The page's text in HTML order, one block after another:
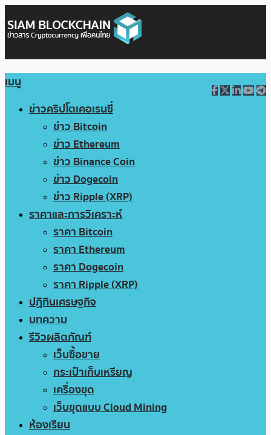
เมนู
ข่าวคริปโตเคอเรนซี่
ข่าว Bitcoin
ข่าว Ethereum
ข่าว Binance Coin
ข่าว Dogecoin
ข่าว Ripple (XRP)
ราคาและการวิเคราะห์
ราคา Bitcoin
ราคา Ethereum
ราคา Dogecoin
ราคา Ripple (XRP)
ปฏิทินเศรษฐกิจ
บทความ
รีวิวผลิตภัณฑ์
เว็บซื้อขาย
กระเป๋าเก็บเหรียญ
เครื่องขุด
เว็บขุดแบบ Cloud Mining
ห้องเรียน